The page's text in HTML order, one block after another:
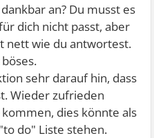
an? Du musst es
dich nicht passt, aber
nett wie du antwortest.
sehr darauf hin, dass
Wieder zufrieden
dies könnte als
do" Liste stehen.